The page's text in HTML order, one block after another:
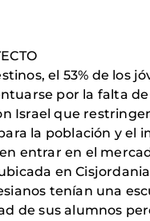
el 53% de los
por la falta
Israel que
la población y el
entrar en el
en
tenían una
de sus alumnos